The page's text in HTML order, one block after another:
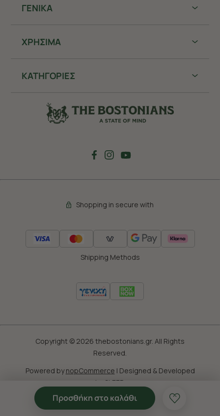
Προσθήκη στο καλάθι
ΓΕΝΙΚΑ
ΧΡHΣΙΜΑ
ΚΑΤΗΓΟΡΙΕΣ
Shopping in secure with
Shipping Methods
Copyright © 2026 thebostonians.gr. All Rights
Reserved.
Powered bynopCommerce | Designed & Developed
by
SLEED
'Οροι ΧρησηςΠολιτική CookiesΠροσωπικά Δεδομένα